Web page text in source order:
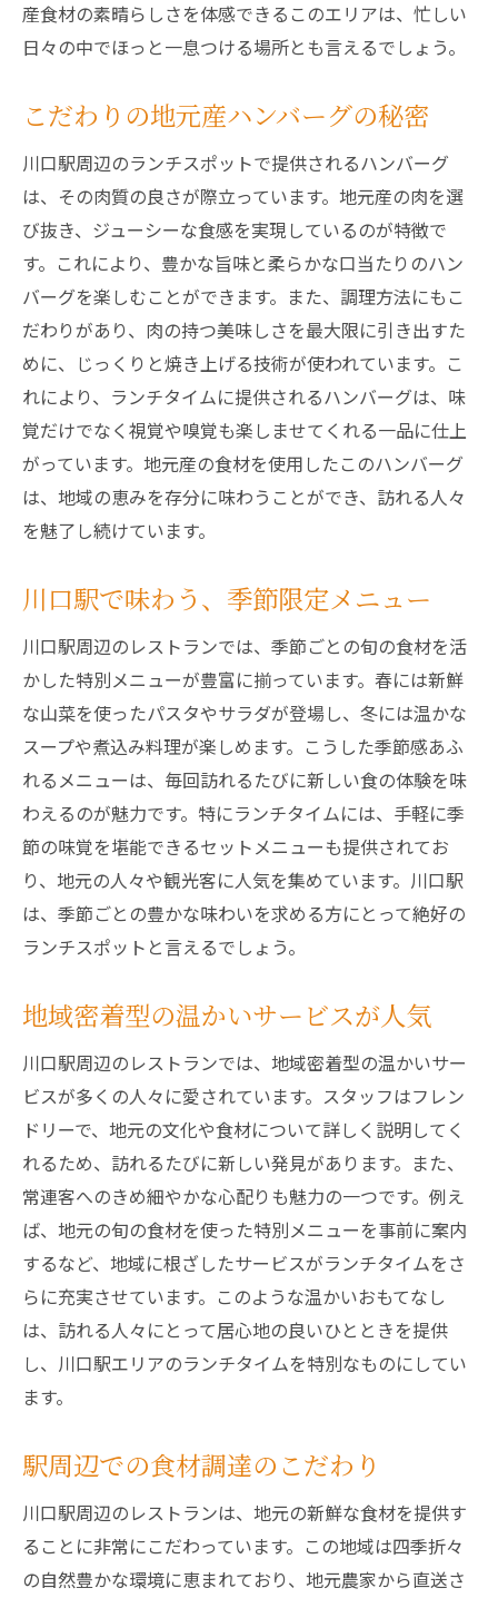
産食材の素晴らしさを体感できるこのエリアは、忙しい
日々の中でほっと一息つける場所とも言えるでしょう。
こだわりの地元産ハンバーグの秘密
川口駅周辺のランチスポットで提供されるハンバーグ
は、その肉質の良さが際立っています。地元産の肉を選
び抜き、ジューシーな食感を実現しているのが特徴で
す。これにより、豊かな旨味と柔らかな口当たりのハン
バーグを楽しむことができます。また、調理方法にもこ
だわりがあり、肉の持つ美味しさを最大限に引き出すた
めに、じっくりと焼き上げる技術が使われています。こ
れにより、ランチタイムに提供されるハンバーグは、味
覚だけでなく視覚や嗅覚も楽しませてくれる一品に仕上
がっています。地元産の食材を使用したこのハンバーグ
は、地域の恵みを存分に味わうことができ、訪れる人々
を魅了し続けています。
川口駅で味わう、季節限定メニュー
川口駅周辺のレストランでは、季節ごとの旬の食材を活
かした特別メニューが豊富に揃っています。春には新鮮
な山菜を使ったパスタやサラダが登場し、冬には温かな
スープや煮込み料理が楽しめます。こうした季節感あふ
れるメニューは、毎回訪れるたびに新しい食の体験を味
わえるのが魅力です。特にランチタイムには、手軽に季
節の味覚を堪能できるセットメニューも提供されてお
り、地元の人々や観光客に人気を集めています。川口駅
は、季節ごとの豊かな味わいを求める方にとって絶好の
ランチスポットと言えるでしょう。
地域密着型の温かいサービスが人気
川口駅周辺のレストランでは、地域密着型の温かいサー
ビスが多くの人々に愛されています。スタッフはフレン
ドリーで、地元の文化や食材について詳しく説明してく
れるため、訪れるたびに新しい発見があります。また、
常連客へのきめ細やかな心配りも魅力の一つです。例え
ば、地元の旬の食材を使った特別メニューを事前に案内
するなど、地域に根ざしたサービスがランチタイムをさ
らに充実させています。このような温かいおもてなし
は、訪れる人々にとって居心地の良いひとときを提供
し、川口駅エリアのランチタイムを特別なものにしてい
ます。
駅周辺での食材調達のこだわり
川口駅周辺のレストランは、地元の新鮮な食材を提供す
ることに非常にこだわっています。この地域は四季折々
の自然豊かな環境に恵まれており、地元農家から直送さ